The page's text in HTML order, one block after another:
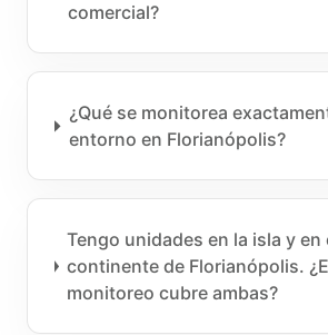
comercial?
¿Qué se monitorea
entorno en Florianópolis?
Tengo unidades en la isla y en
continente de Florianópolis.
monitoreo cubre ambas?